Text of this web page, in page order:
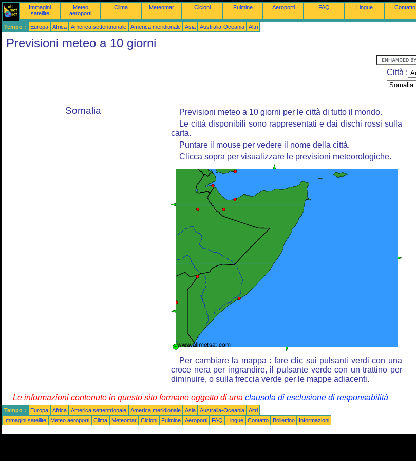
Immagini
satellite
Meteo
aeroporti
Clima Meteomar Cicloni Fulmine Aeroporti FAQ Lingue Contatto
Tempo : Europa Africa America settentrionale America meridionale Asia Australia-Oceania Altri
Previsioni meteo a 10 giorni
Città :
Somalia
Previsioni meteo a 10 giorni per le città di tutto il mondo.
Le città disponibili sono rappresentati e dai dischi rossi sulla
carta.
Puntare il mouse per vedere il nome della città.
Clicca sopra per visualizzare le previsioni meteorologiche.
Per cambiare la mappa : fare clic sui pulsanti verdi con una
croce nera per ingrandire, il pulsante verde con un trattino per
diminuire, o sulla freccia verde per le mappe adiacenti.
Le informazioni contenute in questo sito formano oggetto di una clausola di esclusione di responsabilità
Tempo : Europa Africa America settentrionale America meridionale Asia Australia-Oceania
Altri
Immagini satellite
Meteo aeroporti Clima Meteomar Cicloni Fulmine Aeroporti FAQ Lingue Contatto Bollettino Informazioni